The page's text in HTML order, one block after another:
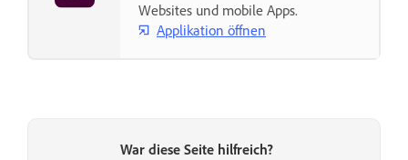
Websites und mobile Apps.
Applikation öffnen
War diese Seite hilfreich?